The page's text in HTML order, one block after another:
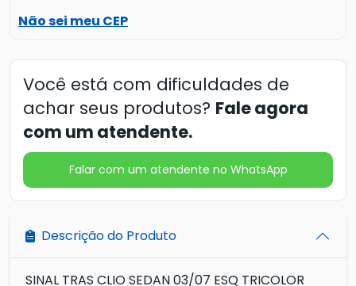
Não sei meu CEP
Você está com dificuldades de
achar seus produtos? Fale agora
com um atendente.
Falar com um atendente no WhatsApp
Descrição do Produto
SINAL TRAS CLIO SEDAN 03/07 ESQ TRICOLOR